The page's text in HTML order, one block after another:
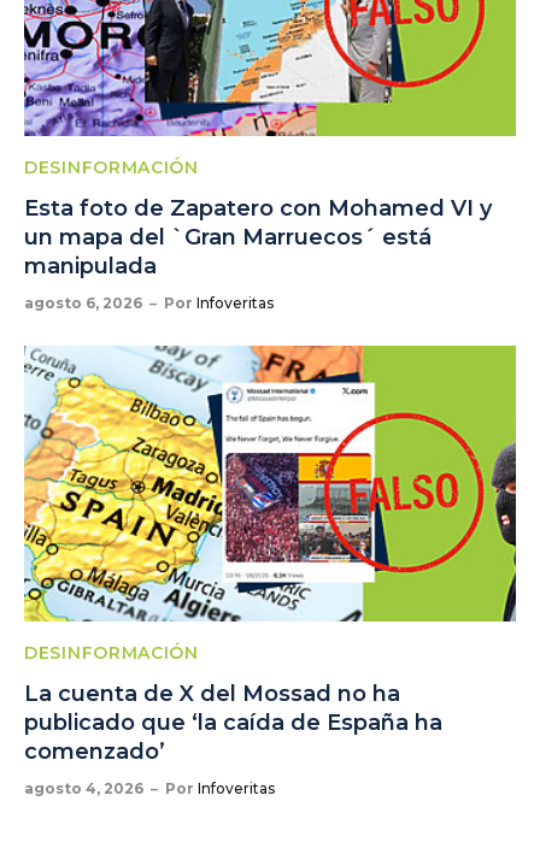
DESINFORMACIÓN
Esta foto de Zapatero con Mohamed VI y
un mapa del `Gran Marruecos´ está
manipulada
agosto 6, 2026 Por Infoveritas
DESINFORMACIÓN
La cuenta de X del Mossad no ha
publicado que ‘la caída de España ha
comenzado’
agosto 4, 2026 Por Infoveritas